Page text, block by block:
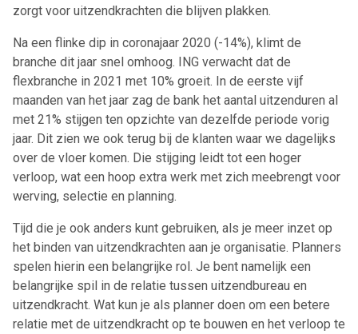
zorgt voor uitzendkrachten die blijven plakken.
Na een flinke dip in coronajaar 2020 (-14%), klimt de
branche dit jaar snel omhoog. ING verwacht dat de
flexbranche in 2021 met 10% groeit. In de eerste vijf
maanden van het jaar zag de bank het aantal uitzenduren al
met 21% stijgen ten opzichte van dezelfde periode vorig
jaar. Dit zien we ook terug bij de klanten waar we dagelijks
over de vloer komen. Die stijging leidt tot een hoger
verloop, wat een hoop extra werk met zich meebrengt voor
werving, selectie en planning.
Tijd die je ook anders kunt gebruiken, als je meer inzet op
het binden van uitzendkrachten aan je organisatie. Planners
spelen hierin een belangrijke rol. Je bent namelijk een
belangrijke spil in de relatie tussen uitzendbureau en
uitzendkracht. Wat kun je als planner doen om een betere
relatie met de uitzendkracht op te bouwen en het verloop te